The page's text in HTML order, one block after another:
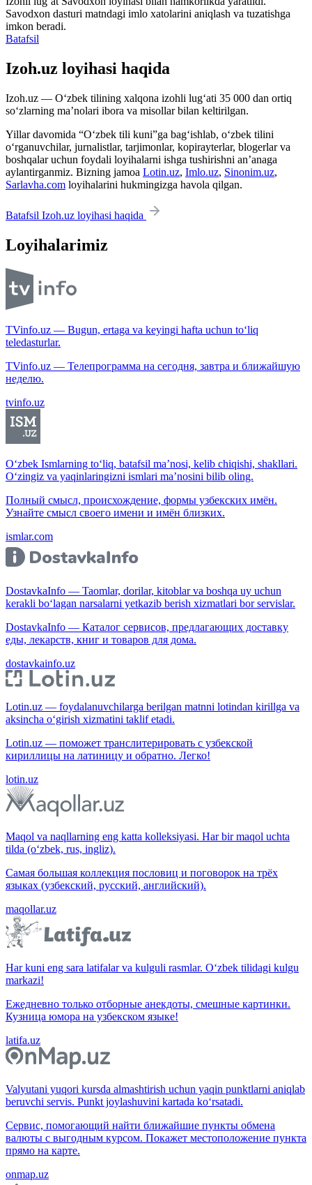
Savodxon dasturi matndagi imlo xatolarini aniqlash va tuzatishga
imkon beradi.
Batafsil
Izoh.uz loyihasi haqida
Izoh.uz — O‘zbek tilining xalqona izohli lug‘ati 35 000 dan ortiq
so‘zlarning ma’nolari ibora va misollar bilan keltirilgan.
Yillar davomida “O‘zbek tili kuni”ga bag‘ishlab, o‘zbek tilini
o‘rganuvchilar, jurnalistlar, tarjimonlar, kopirayterlar, blogerlar va
boshqalar uchun foydali loyihalarni ishga tushirishni an’anaga
aylantirganmiz. Bizning jamoa Lotin.uz, Imlo.uz, Sinonim.uz,
Sarlavha.com loyihalarini hukmingizga havola qilgan.
Batafsil Izoh.uz loyihasi haqida
Loyihalarimiz
TVinfo.uz — Bugun, ertaga va keyingi hafta uchun to‘liq
teledasturlar.
TVinfo.uz — Телепрограмма на сегодня, завтра и ближайшую
неделю.
tvinfo.uz
O‘zbek Ismlarning to‘liq, batafsil ma’nosi, kelib chiqishi, shakllari.
O‘zingiz va yaqinlaringizni ismlari ma’nosini bilib oling.
Полный смысл, происхождение, формы узбекских имён.
Узнайте смысл своего имени и имён близких.
ismlar.com
DostavkaInfo — Taomlar, dorilar, kitoblar va boshqa uy uchun
kerakli bo‘lagan narsalarni yetkazib berish xizmatlari bor servislar.
DostavkaInfo — Каталог сервисов, предлагающих доставку
еды, лекарств, книг и товаров для дома.
dostavkainfo.uz
Lotin.uz — foydalanuvchilarga berilgan matnni lotindan kirillga va
aksincha o‘girish xizmatini taklif etadi.
Lotin.uz — поможет транслитерировать с узбекской
кириллицы на латиницу и обратно. Легко!
lotin.uz
Maqol va naqllarning eng katta kolleksiyasi. Har bir maqol uchta
tilda (o‘zbek, rus, ingliz).
Самая большая коллекция пословиц и поговорок на трёх
языках (узбекский, русский, английский).
maqollar.uz
Har kuni eng sara latifalar va kulguli rasmlar. O‘zbek tilidagi kulgu
markazi!
Ежедневно только отборные анекдоты, смешные картинки.
Кузница юмора на узбекском языке!
latifa.uz
Valyutani yuqori kursda almashtirish uchun yaqin punktlarni aniqlab
beruvchi servis. Punkt joylashuvini kartada ko‘rsatadi.
Сервис, помогающий найти ближайшие пункты обмена
валюты с выгодным курсом. Покажет местоположение пункта
прямо на карте.
onmap.uz